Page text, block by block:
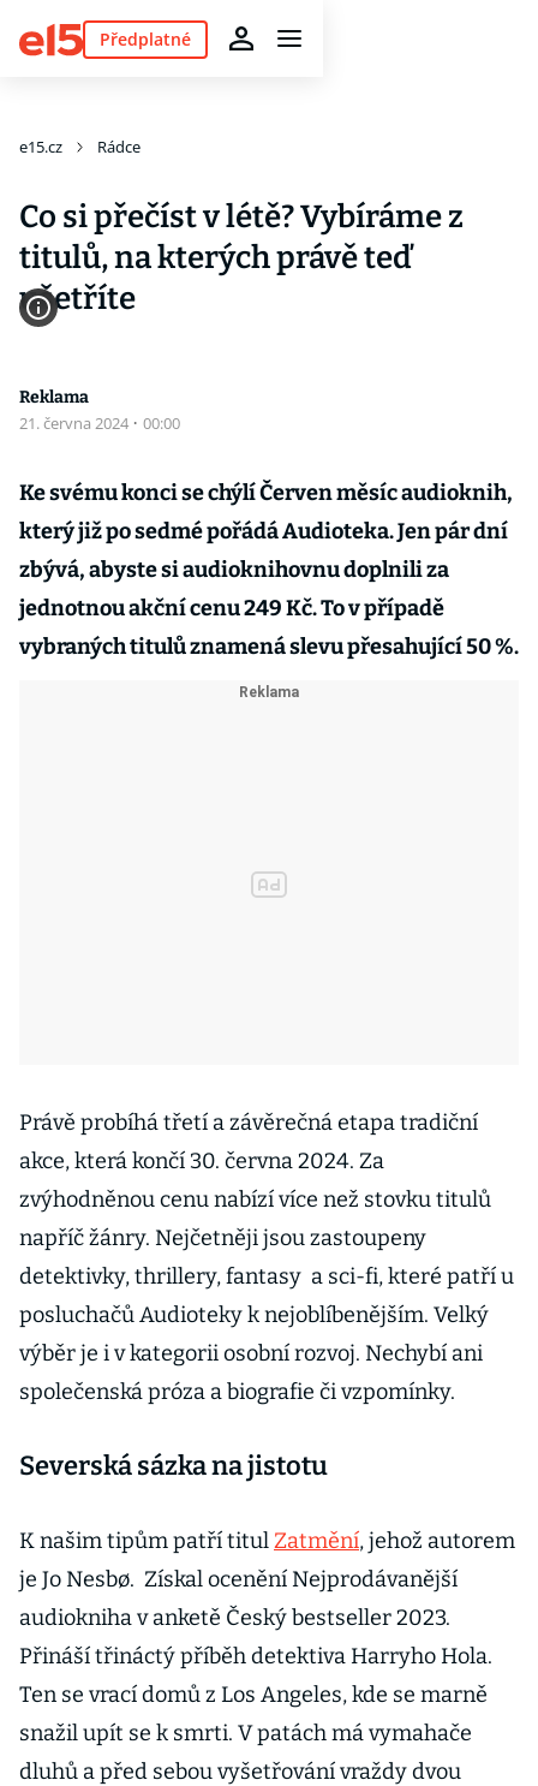
Předplatné
e15.cz Rádce
Co si přečíst v létě? Vybíráme z
titulů, na kterých právě teď
ušetříte
Reklama
21. června 2024 · 00:00
Ke svému konci se chýlí Červen měsíc audioknih,
který již po sedmé pořádá Audioteka. Jen pár dní
zbývá, abyste si audioknihovnu doplnili za
jednotnou akční cenu 249 Kč. To v případě
vybraných titulů znamená slevu přesahující 50 %.
Právě probíhá třetí a závěrečná etapa tradiční
akce, která končí 30. června 2024. Za
zvýhodněnou cenu nabízí více než stovku titulů
napříč žánry. Nejčetněji jsou zastoupeny
detektivky, thrillery, fantasy a sci-fi, které patří u
posluchačů Audioteky k nejoblíbenějším. Velký
výběr je i v kategorii osobní rozvoj. Nechybí ani
společenská próza a biografie či vzpomínky.
Severská sázka na jistotu
K našim tipům patří titulZatmění, jehož autorem
je Jo Nesbø. Získal ocenění Nejprodávanější
audiokniha v anketě Český bestseller 2023.
Přináší třináctý příběh detektiva Harryho Hola.
Ten se vrací domů z Los Angeles, kde se marně
snažil upít se k smrti. V patách má vymahače
dluhů a před sebou vyšetřování vraždy dvou